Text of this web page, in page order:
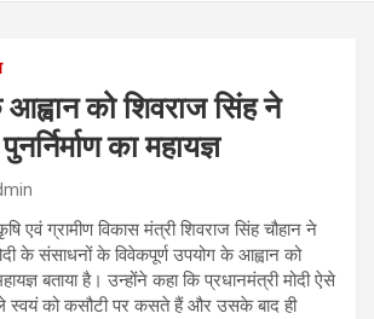
आह्वान को शिवराज सिंह ने
का महायज्ञ
एवं ग्रामीण विकास मंत्री शिवराज सिंह चौहान ने
के संसाधनों के विवेकपूर्ण उपयोग के आह्वान को
बताया है। उन्होंने कहा कि प्रधानमंत्री मोदी ऐसे
स्वयं को कसौटी पर कसते हैं और उसके बाद ही